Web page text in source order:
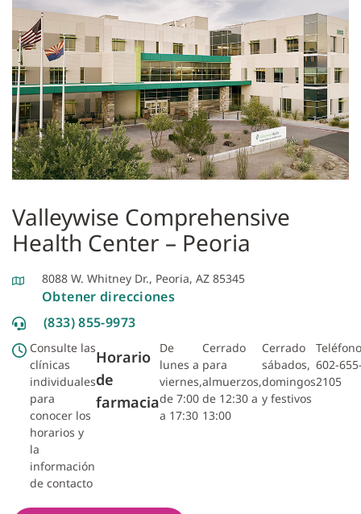
Valleywise Comprehensive
Health Center – Peoria
8088 W. Whitney Dr., Peoria, AZ 85345
Obtener direcciones
(833) 855-9973
Consulte las
clínicas
individuales
para
conocer los
horarios y
la
información
de contacto
Horario
de
farmacia
De
lunes a
viernes,
de 7:00
a 17:30
Cerrado
para
almuerzos,
de 12:30 a
13:00
Cerrado
sábados,
domingos
y festivos
602-
2105